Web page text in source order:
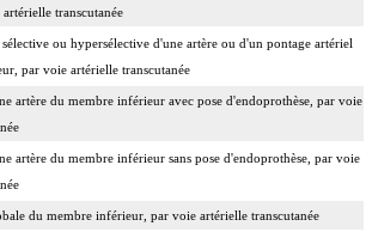
transcutanée
ou hypersélective d'une artère ou d'un pontage artériel
par voie artérielle transcutanée
artère du membre inférieur avec pose d'endoprothèse, par voie
artère du membre inférieur sans pose d'endoprothèse, par voie
du membre inférieur, par voie artérielle transcutanée